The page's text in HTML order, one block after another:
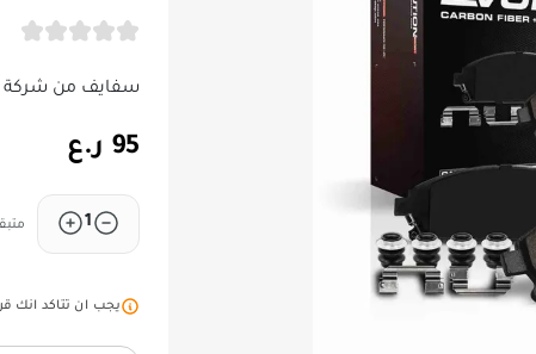
سفايف من شركة power stop sport كاربون سيراميك
95 ر.ع
1
يجب ان تتاكد انك